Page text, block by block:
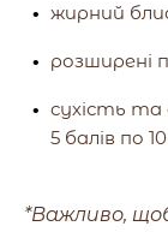
жирний
розширені
сухість та
5 балів по
*Важливо,